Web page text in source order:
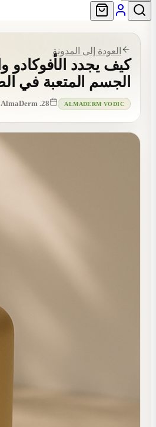
العودة إلى المدونة
كيف يجدد الأفوكادو
الجسم المتعبة في
ALMADERM VODIC
28. juni 2026.
AlmaDerm